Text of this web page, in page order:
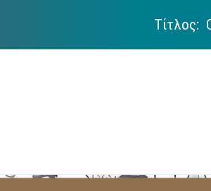
Τίτλος: